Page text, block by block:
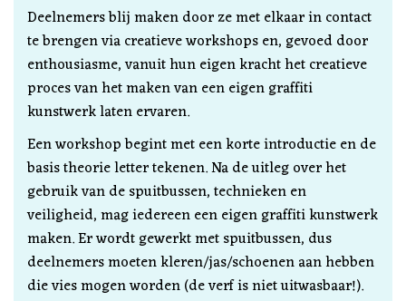
Deelnemers blij maken door ze met elkaar in contact
te brengen via creatieve workshops en, gevoed door
enthousiasme, vanuit hun eigen kracht het creatieve
proces van het maken van een eigen graffiti
kunstwerk laten ervaren.
Een workshop begint met een korte introductie en de
basis theorie letter tekenen. Na de uitleg over het
gebruik van de spuitbussen, technieken en
veiligheid, mag iedereen een eigen graffiti kunstwerk
maken. Er wordt gewerkt met spuitbussen, dus
deelnemers moeten kleren/jas/schoenen aan hebben
die vies mogen worden (de verf is niet uitwasbaar!).